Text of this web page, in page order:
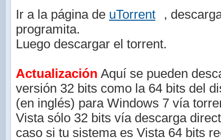
Ir a la página de uTorrent
,
programita.
Luego descargar el torrent.
Actualización Aquí se pueden
versión 32 bits como la 64 bits del
(en inglés) para Windows 7 vía
Vista sólo 32 bits vía descarga
caso si tu sistema es Vista 64 bits